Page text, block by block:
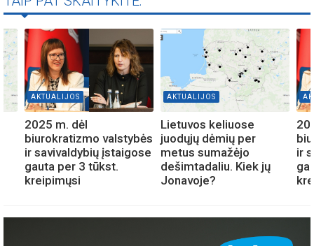
AKTUALIJOS
2025 m. dėl
biurokratizmo valstybės
ir savivaldybių įstaigose
gauta per 3 tūkst.
kreipimųsi
AKTUALIJOS
Lietuvos keliuose
juodųjų dėmių per
metus sumažėjo
dešimtadaliu. Kiek jų
Jonavoje?
ir